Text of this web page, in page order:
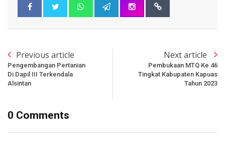
Previous article
Pengembangan Pertanian
Di Dapil III Terkendala
Alsintan
Next article
Pembukaan MTQ Ke 46
Tingkat Kabupaten Kapuas
Tahun 2023
0 Comments